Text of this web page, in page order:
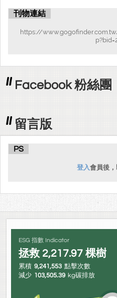
刊物連結
https://
Facebook 粉絲團
留言版
PS
登入會員後，
ESG 指數 Indicator
拯救 2,217.97 棵樹
累積 9,241,553 點擊次數
減少 103,505.39 kg碳排放